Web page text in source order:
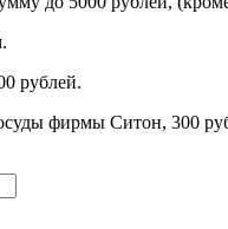
рублей.
фирмы Ситон, 300